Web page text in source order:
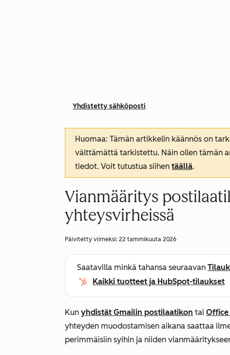
Yhdistetty sähköposti
Huomaa: Tämän artikkelin käännös on
välttämättä tarkistettu. Näin ollen tämän
tiedot. Voit tutustua siihen täällä.
Vianmääritys
yhteysvirheissä
Päivitetty viimeksi: 22 tammikuuta 2026
Saatavilla minkä tahansa seuraavan
Kaikki tuotteet ja HubSpot-tilaukset
Kun yhdistät Gmailin postilaatikon tai
yhteyden muodostamisen aikana saattaa
perimmäisiin syihin ja niiden